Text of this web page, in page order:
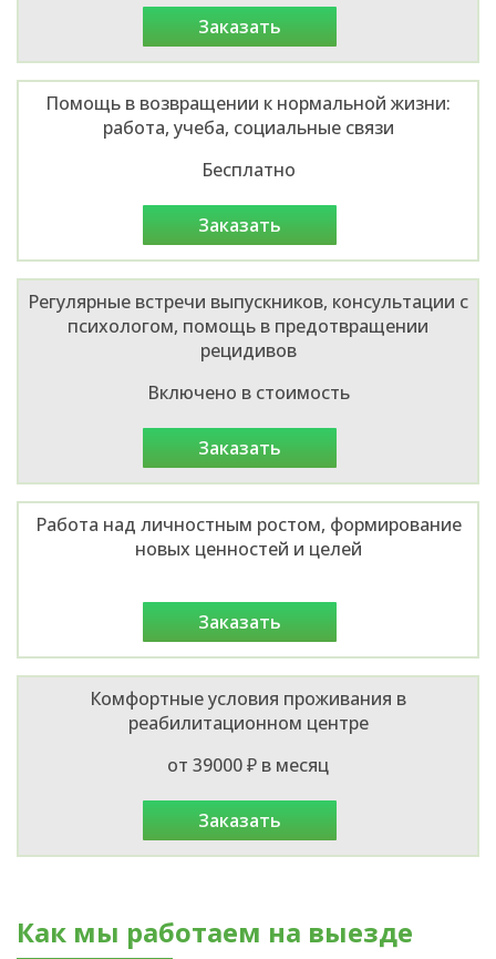
заказать
Помощь в возвращении к нормальной жизни:
работа, учеба, социальные связи
Бесплатно
заказать
Регулярные встречи выпускников, консультации с
психологом, помощь в предотвращении
рецидивов
Включено в стоимость
заказать
Работа над личностным ростом, формирование
новых ценностей и целей
заказать
Комфортные условия проживания в
реабилитационном центре
от 39000 ₽ в месяц
заказать
Как мы работаем на выезде